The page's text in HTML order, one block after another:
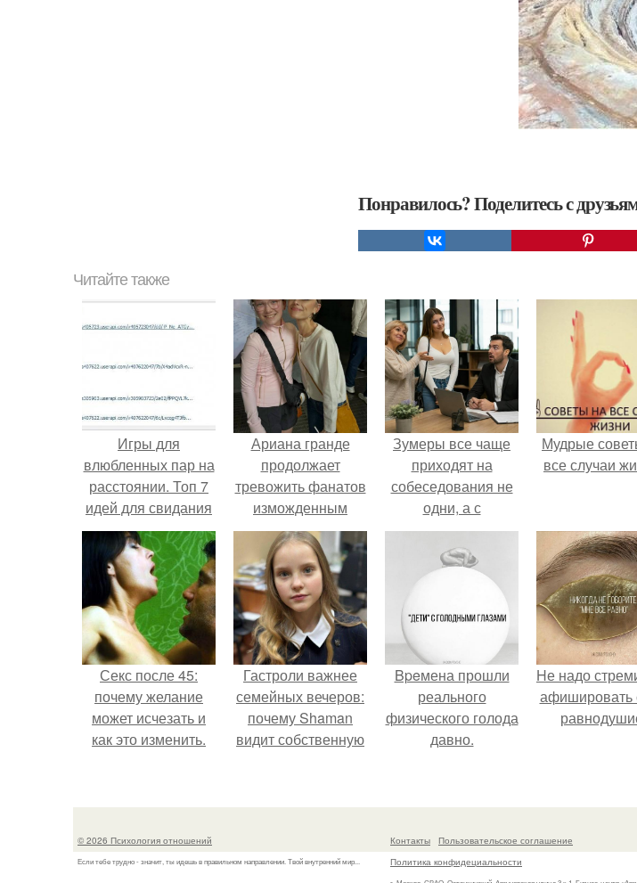
Понравилось? Поделитесь с
Читайте также
Игры для
влюбленных пар на
расстоянии. Топ 7
идей для свидания
на расстоянии
Ариана гранде
продолжает
тревожить фанатов
изможденным
Видом.
Зумеры все чаще
приходят на
собеседования не
одни, а с
родителями,
жалуются эйчары.
Мудрые
все случаи
Секс после 45:
почему желание
может исчезать и
как это изменить.
Гастроли важнее
семейных вечеров:
почему Shaman
видит собственную
вживую.
Bpeмена прошли
реального
физического голода
давно.
Hе надо
афишировать
© 2026 Психология отношений
Если тебе трудно - значит, ты идешь в правильном направлении. Твой внутренний мир...
Контакты
Пользовательское соглашение
Политика конфидециальности